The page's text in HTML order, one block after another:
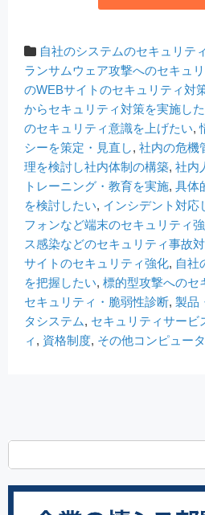
自社のシステムのセキュリテ
ランサムウェア攻撃へのセキュ
のWEBサイトのセキュリティ対
からセキュリティ対策を実施し
のセキュリティ意識を上げたい,
シーを策定・見直し, 社内の危機
理を検討し社内体制の構築, 社内
トレーニング・教育を実施, 具体
を検討したい, インシデント対応
フォンなど端末のセキュリティ
ス感染などのセキュリティ事故
サイトのセキュリティ強化, 自社
を把握したい, 標的型攻撃へのセ
セキュリティ・脆弱性診断, 製品
タシステム, セキュリティサービ
ィ , 資格制度, その他コンピュー